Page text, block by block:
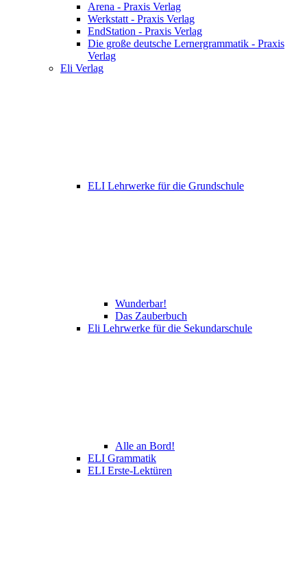
Arena - Praxis Verlag
Werkstatt - Praxis Verlag
EndStation - Praxis Verlag
Die große deutsche Lernergrammatik - Praxis
Verlag
Eli Verlag
ELI Lehrwerke für die Grundschule
Wunderbar!
Das Zauberbuch
Eli Lehrwerke für die Sekundarschule
Alle an Bord!
ELI Grammatik
ELI Erste-Lektüren